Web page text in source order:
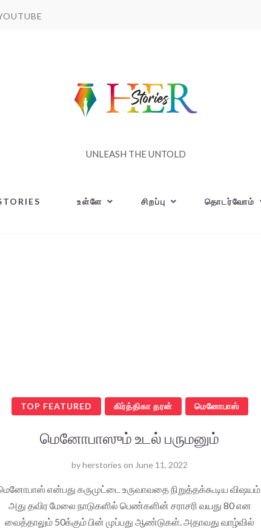
UNLEASH THE UNTOLD
உள்ளே சிறப்பு தொடர்வோம்
TOP FEATURED கிர்த்திகா தரன் மெனோபாஸ்
மெனோபாஸும் உடல் பருமனும்
byherstories on June 11, 2022
என்பது கருமுட்டை உருவாவதை நிறுத்தக்கூடிய விஷயம்.
அது தவிர மேலை நாடுகளில் பெண்களின் சராசரி வயது 80 என
வைத்தாலும் 50க்கும் பின் முப்பது ஆண்டுகள். அதாவது வாழ்வில்